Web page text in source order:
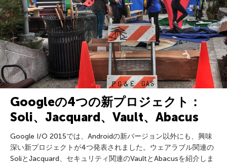
Googleの4つの新プロジェクト：
Soli、Jacquard、Vault、Abacus
Google I/O 2015では、Androidの新バージョン以外にも、興味
深い新プロジェクトが4つ発表されました。ウェアラブル関連の
SoliとJacquard、セキュリティ関連のVaultとAbacusを紹介しま